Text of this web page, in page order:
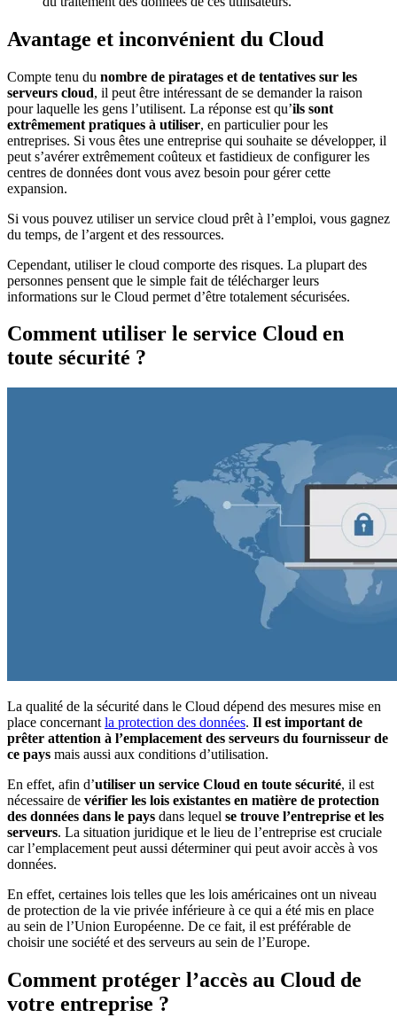
Avantage et inconvénient du Cloud
Compte tenu du nombre de piratages et de tentatives sur les
serveurs cloud, il peut être intéressant de se demander la raison
pour laquelle les gens l’utilisent. La réponse est qu’ils sont
extrêmement pratiques à utiliser, en particulier pour les
entreprises. Si vous êtes une entreprise qui souhaite se développer, il
peut s’avérer extrêmement coûteux et fastidieux de configurer les
centres de données dont vous avez besoin pour gérer cette
expansion.
Si vous pouvez utiliser un service cloud prêt à l’emploi, vous gagnez
du temps, de l’argent et des ressources.
Cependant, utiliser le cloud comporte des risques. La plupart des
personnes pensent que le simple fait de télécharger leurs
informations sur le Cloud permet d’être totalement sécurisées.
Comment utiliser le service Cloud en
toute sécurité ?
La qualité de la sécurité dans le Cloud dépend des mesures mise en
place concernant la protection des données. Il est important de
prêter attention à l’emplacement des serveurs du fournisseur de
ce pays mais aussi aux conditions d’utilisation.
En effet, afin d’utiliser un service Cloud en toute sécurité, il est
nécessaire de vérifier les lois existantes en matière de protection
des données dans le pays dans lequel se trouve l’entreprise et les
serveurs. La situation juridique et le lieu de l’entreprise est cruciale
car l’emplacement peut aussi déterminer qui peut avoir accès à vos
données.
En effet, certaines lois telles que les lois américaines ont un niveau
de protection de la vie privée inférieure à ce qui a été mis en place
au sein de l’Union Européenne. De ce fait, il est préférable de
choisir une société et des serveurs au sein de l’Europe.
Comment protéger l’accès au Cloud de
votre entreprise ?